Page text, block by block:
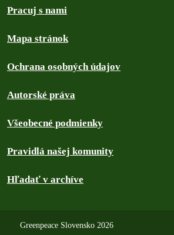
Pracuj s nami
Mapa stránok
Ochrana osobných údajov
Autorské práva
Všeobecné podmienky
Pravidlá našej komunity
Hľadať v archíve
Greenpeace Slovensko 2026